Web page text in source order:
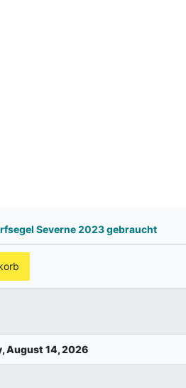
Severne 2023 gebraucht
August 14, 2026